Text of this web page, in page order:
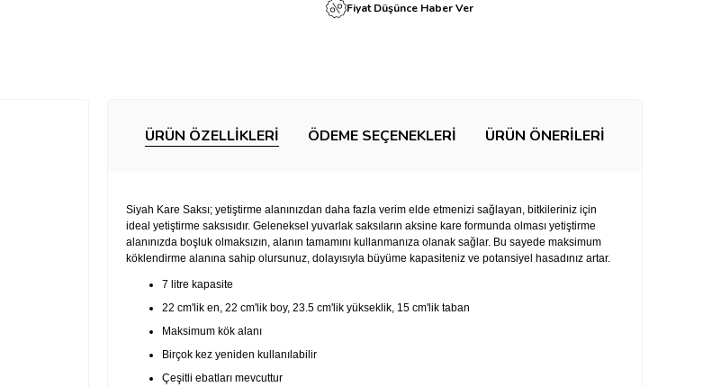
Fiyat Düşünce Haber Ver
ÜRÜN ÖZELLIKLERI ÖDEME SEÇENEKLERI ÜRÜN ÖNERILERI
Siyah Kare Saksı; yetiştirme alanınızdan daha fazla verim elde etmenizi sağlayan, bitkileriniz için
ideal yetiştirme saksısıdır. Geleneksel yuvarlak saksıların aksine kare formunda olması yetiştirme
alanınızda boşluk olmaksızın, alanın tamamını kullanmanıza olanak sağlar. Bu sayede maksimum
köklendirme alanına sahip olursunuz, dolayısıyla büyüme kapasiteniz ve potansiyel hasadınız artar.
7 litre kapasite
22 cm'lik en, 22 cm'lik boy, 23.5 cm'lik yükseklik, 15 cm'lik taban
Maksimum kök alanı
Birçok kez yeniden kullanılabilir
Çeşitli ebatları mevcuttur